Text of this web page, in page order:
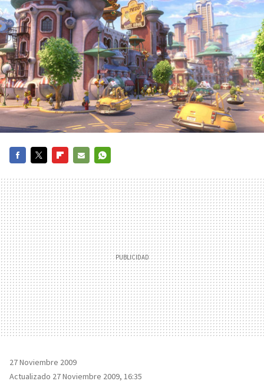
MAIL
27 Noviembre 2009
Actualizado 27 Noviembre 2009, 16:35